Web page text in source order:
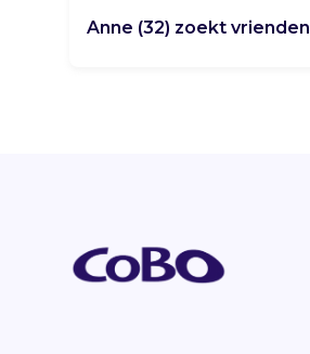
Anne (32) zoekt vrienden